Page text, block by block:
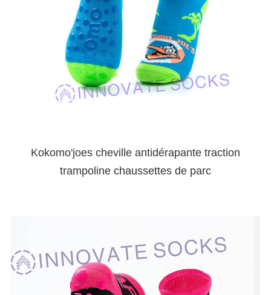
Kokomo'joes cheville antidérapante traction
trampoline chaussettes de parc